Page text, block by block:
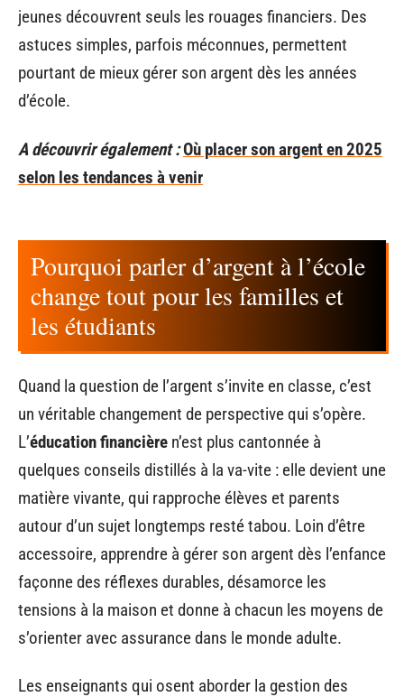
jeunes découvrent seuls les rouages financiers. Des
astuces simples, parfois méconnues, permettent
pourtant de mieux gérer son argent dès les années
d’école.
A découvrir également :Où placer son argent en 2025
selon les tendances à venir
Pourquoi parler d’argent à l’école
change tout pour les familles et
les étudiants
Quand la question de l’argent s’invite en classe, c’est
un véritable changement de perspective qui s’opère.
L’éducation financière n’est plus cantonnée à
quelques conseils distillés à la va-vite : elle devient une
matière vivante, qui rapproche élèves et parents
autour d’un sujet longtemps resté tabou. Loin d’être
accessoire, apprendre à gérer son argent dès l’enfance
façonne des réflexes durables, désamorce les
tensions à la maison et donne à chacun les moyens de
s’orienter avec assurance dans le monde adulte.
Les enseignants qui osent aborder la gestion des